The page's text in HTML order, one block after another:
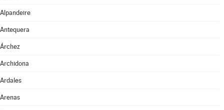
Alpandeire
Antequera
Árchez
Archidona
Ardales
Arenas